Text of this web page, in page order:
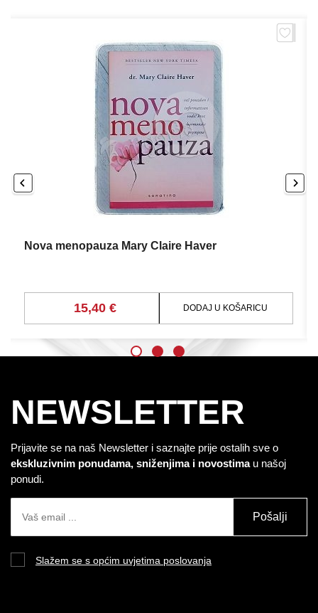
Nova menopauza Mary Claire Haver
15,40 € DODAJ U KOŠARICU
NEWSLETTER
Prijavite se na naš Newsletter i saznajte prije ostalih sve o
ekskluzivnim ponudama, sniženjima i novostimau našoj
ponudi.
Pošalji
Slažem se s općim uvjetima poslovanja